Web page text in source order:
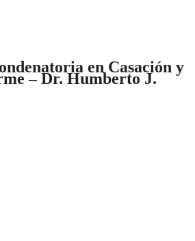
en Casación y
– Dr. Humberto J.